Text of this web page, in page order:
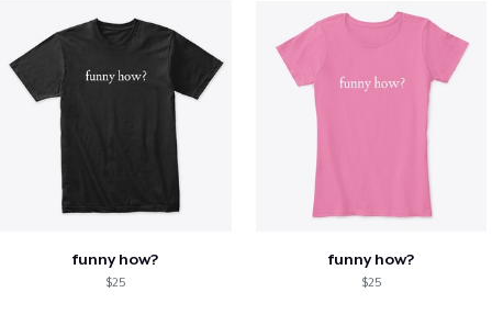
funny how?
$25
funny how?
$25